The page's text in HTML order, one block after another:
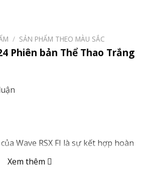
/ SẢN PHẨM THEO MÀU SẮC
Phiên bản Thể Thao Trắng
Wave RSX FI là sự kết hợp hoàn
nét góc cạnh không chỉ tôn lên
Xem thêm